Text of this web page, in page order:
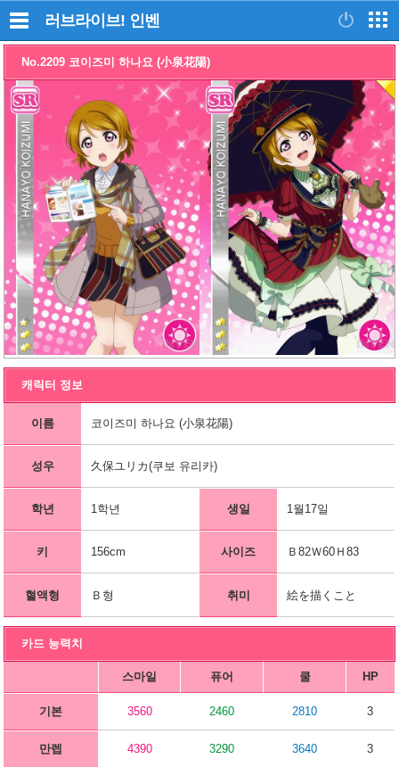
러브라이브! 인벤
No.2209 코이즈미 하나요 (小泉花陽)
캐릭터 정보
이름 코이즈미 하나요 (小泉花陽)
성우 久保ユリカ(쿠보 유리카)
학년 1학년 생일 1월17일
키 156cm 사이즈 Ｂ82Ｗ60Ｈ83
혈액형 Ｂ형 취미 絵を描くこと
카드 능력치
스마일 퓨어 쿨 HP
기본 3560 2460 2810 3
만렙 4390 3290 3640 3